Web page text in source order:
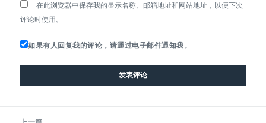
在此浏览器中保存我的显示名称、邮箱地址和网站地址，以便下次
评论时使用。
如果有人回复我的评论，请通过电子邮件通知我。